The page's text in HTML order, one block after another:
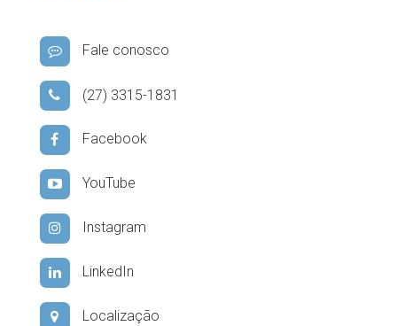
Fale conosco
(27) 3315-1831
Facebook
YouTube
Instagram
LinkedIn
Localização